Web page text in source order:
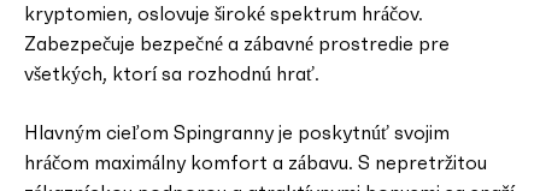
kryptomien, oslovuje široké spektrum hráčov.
Zabezpečuje bezpečné a zábavné prostredie pre
všetkých, ktorí sa rozhodnú hrať.
Hlavným cieľom Spingranny je poskytnúť svojim
hráčom maximálny komfort a zábavu. S nepretržitou